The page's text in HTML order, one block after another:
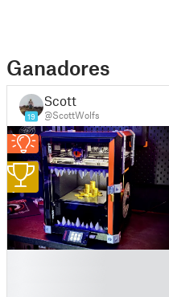
Ganadores
19
Scott
@ScottWolfs
1